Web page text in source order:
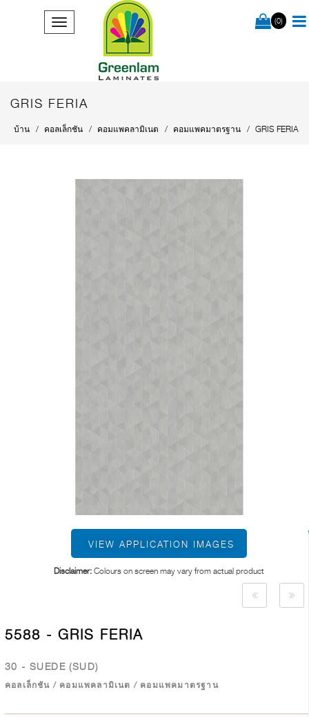
(0)
GRIS FERIA
บ้าน คอลเล็กชัน คอมแพคลามิเนต คอมแพคมาตรฐาน GRIS FERIA
VIEW APPLICATION IMAGES
Disclaimer: Colours on screen may vary from actual product
5588 - GRIS FERIA
30 - SUEDE (SUD)
คอลเล็กชัน / คอมแพคลามิเนต / คอมแพคมาตรฐาน